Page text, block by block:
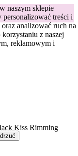
naszym sklepie
treści i
analizować ruch na
z naszej
reklamowym i
Kiss Rimming